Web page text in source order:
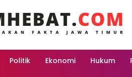
Politik Ekonomi Hukum